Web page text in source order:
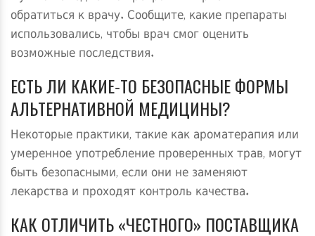
обратиться к врачу. Сообщите, какие препараты
использовались, чтобы врач смог оценить
возможные последствия.
ЕСТЬ ЛИ КАКИЕ‑ТО БЕЗОПАСНЫЕ ФОРМЫ
АЛЬТЕРНАТИВНОЙ МЕДИЦИНЫ?
Некоторые практики, такие как ароматерапия или
умеренное употребление проверенных трав, могут
быть безопасными, если они не заменяют
лекарства и проходят контроль качества.
КАК ОТЛИЧИТЬ «ЧЕСТНОГО» ПОСТАВЩИКА